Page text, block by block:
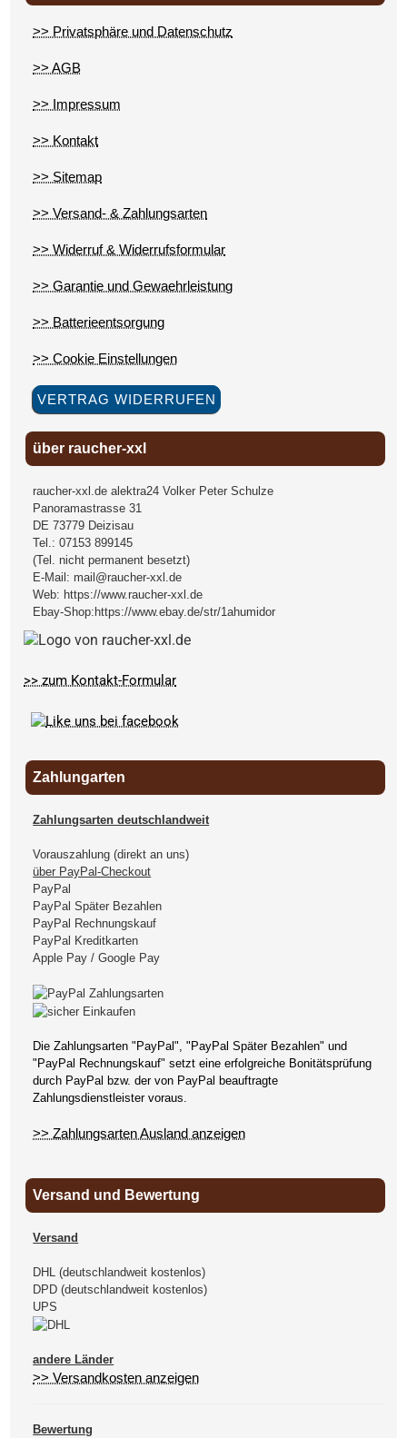
>> Privatsphäre und Datenschutz
>> AGB
>> Impressum
>> Kontakt
>> Sitemap
>> Versand- & Zahlungsarten
>> Widerruf & Widerrufsformular
>> Garantie und Gewaehrleistung
>> Batterieentsorgung
>> Cookie Einstellungen
VERTRAG WIDERRUFEN
über raucher-xxl
raucher-xxl.de alektra24 Volker Peter Schulze
Panoramastrasse 31
DE 73779 Deizisau
Tel.:07153 899145
(Tel. nicht permanent besetzt)
E-Mail: mail@raucher-xxl.de
Web: https://www.raucher-xxl.de
Ebay-Shop: https://www.ebay.de/str/1ahumidor
>> zum Kontakt-Formular
Zahlungarten
Zahlungsarten deutschlandweit
Vorauszahlung (direkt an uns)
über PayPal-Checkout
PayPal
PayPal Später Bezahlen
PayPal Rechnungskauf
PayPal Kreditkarten
Apple Pay / Google Pay
Die Zahlungsarten "PayPal", "PayPal Später Bezahlen" und
"PayPal Rechnungskauf" setzt eine erfolgreiche Bonitätsprüfung
durch PayPal bzw. der von PayPal beauftragte
Zahlungsdienstleister voraus.
>> Zahlungsarten Ausland anzeigen
Versand und Bewertung
Versand
DHL (deutschlandweit kostenlos)
DPD (deutschlandweit kostenlos)
UPS
andere Länder
>> Versandkosten anzeigen
Bewertung